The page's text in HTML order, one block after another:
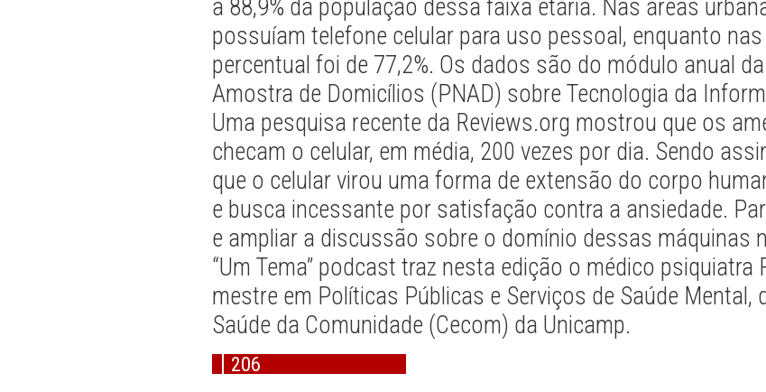
a 88,9% da população dessa faixa etária. Nas áreas
possuíam telefone celular para uso pessoal, enquanto
percentual foi de 77,2%. Os dados são do módulo anual
Amostra de Domicílios (PNAD) sobre Tecnologia da
Uma pesquisa recente da Reviews.org mostrou que os
checam o celular, em média, 200 vezes por dia. Sendo
que o celular virou uma forma de extensão do corpo
e busca incessante por satisfação contra a ansiedade.
e ampliar a discussão sobre o domínio dessas máquinas
“Um Tema” podcast traz nesta edição o médico
mestre em Políticas Públicas e Serviços de Saúde Mental,
Saúde da Comunidade (Cecom) da Unicamp.
206